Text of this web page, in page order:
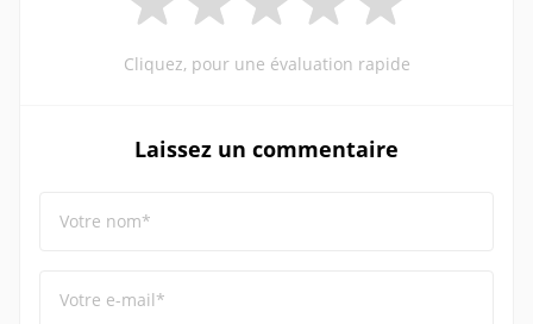
Cliquez, pour une évaluation rapide
Laissez un commentaire
Votre nom*
Votre e-mail*